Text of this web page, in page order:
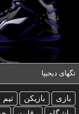
تگهای دیجیپا
بازی بازیكن تیم